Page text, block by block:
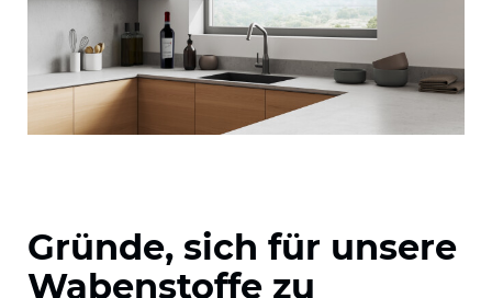
Gründe, sich für unsere
Wabenstoffe zu